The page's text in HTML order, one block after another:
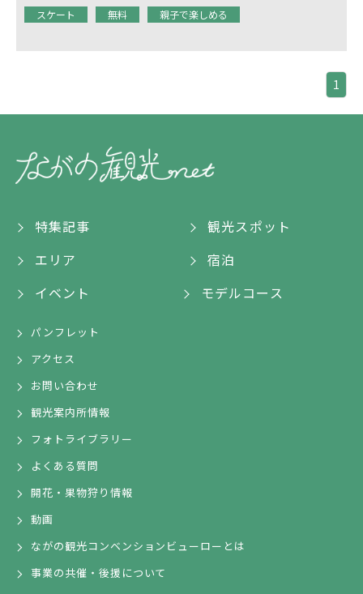
スケート 無料 親子で楽しめる
1
特集記事
観光スポット
エリア
宿泊
イベント
モデルコース
パンフレット
アクセス
お問い合わせ
観光案内所情報
フォトライブラリー
よくある質問
開花・果物狩り情報
動画
ながの観光コンベンションビューローとは
事業の共催・後援について